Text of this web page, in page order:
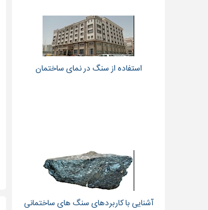
استفاده از سنگ در نمای ساختمان
آشنایی با کاربردهای سنگ های ساختمانی